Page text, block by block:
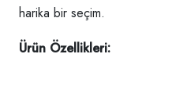
harika bir seçim.
Ürün Özellikleri: